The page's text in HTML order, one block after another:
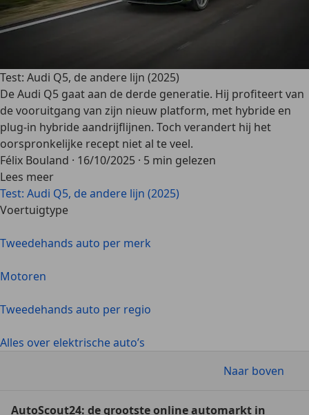
Test: Audi Q5, de andere lijn (2025)
De Audi Q5 gaat aan de derde generatie. Hij profiteert van
de vooruitgang van zijn nieuw platform, met hybride en
plug-in hybride aandrijflijnen. Toch verandert hij het
oorspronkelijke recept niet al te veel.
Félix Bouland · 16/10/2025 · 5 min gelezen
Lees meer
Test: Audi Q5, de andere lijn (2025)
Voertuigtype
Tweedehands auto per merk
Motoren
Tweedehands auto per regio
Alles over elektrische auto’s
Naar boven
AutoScout24: de grootste online automarkt in